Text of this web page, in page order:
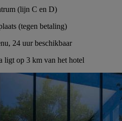
(lijn C en D)
(tegen betaling)
24 uur beschikbaar
ligt op 3 km van het hotel